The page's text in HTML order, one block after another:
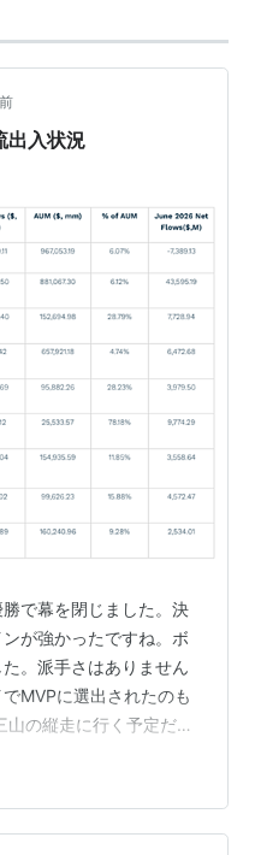
出入状況
で幕を閉じました。決
が強かったですね。ボ
。派手さはありません
MVPに選出されたのも
の縦走に行く予定だっ
を8月の終わりに変更す
に、その先輩と日帰りで
した。標高2千メートル